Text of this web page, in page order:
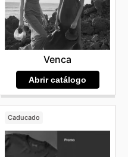
Venca
Abrir catálogo
Caducado